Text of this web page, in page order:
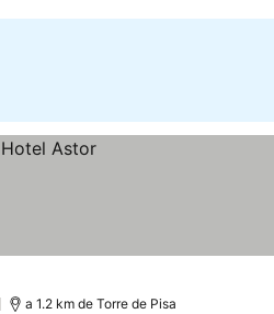
a 1.2 km de Torre de Pisa